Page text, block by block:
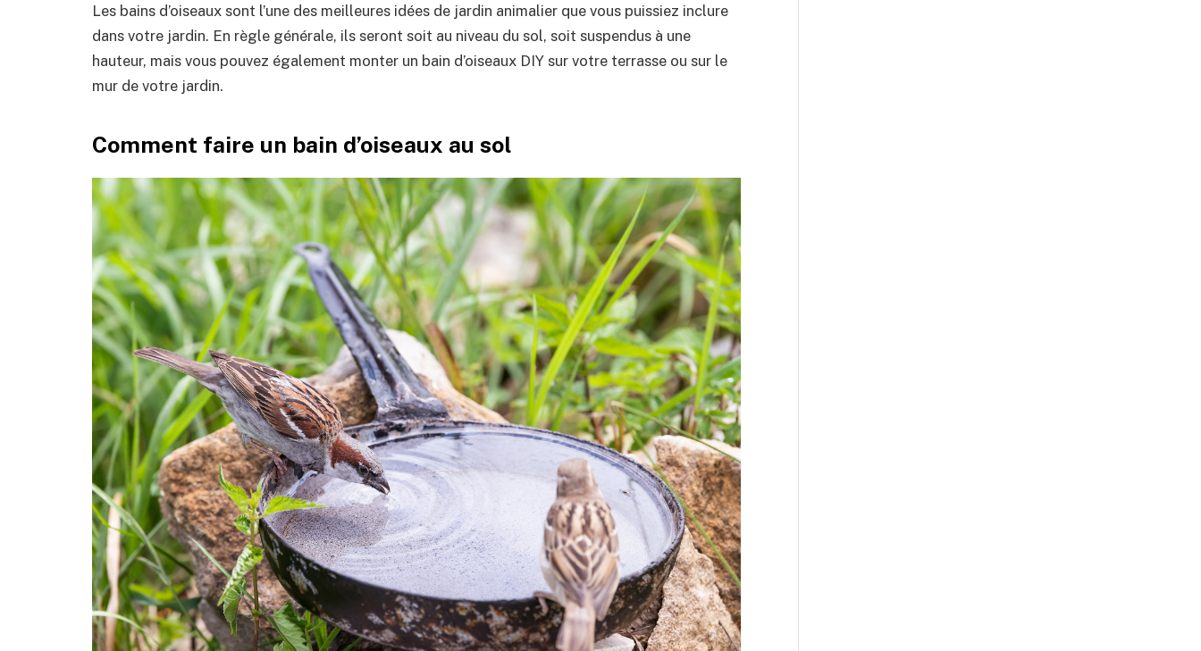
Les bains d’oiseaux sont l’une des meilleures idées de jardin animalier que vous puissiez inclure
dans votre jardin. En règle générale, ils seront soit au niveau du sol, soit suspendus à une
hauteur, mais vous pouvez également monter un bain d’oiseaux DIY sur votre terrasse ou sur le
mur de votre jardin.
Comment faire un bain d’oiseaux au sol